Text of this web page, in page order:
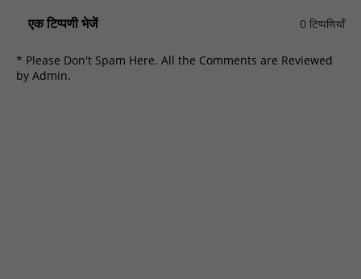
एक टिप्पणी भेजें 0 टिप्पणियाँ
* Please Don't Spam Here. All the Comments are Reviewed
by Admin.